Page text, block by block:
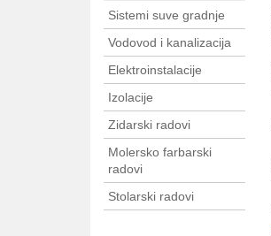
Sistemi suve gradnje
Vodovod i kanalizacija
Elektroinstalacije
Izolacije
Zidarski radovi
Molersko farbarski
radovi
Stolarski radovi